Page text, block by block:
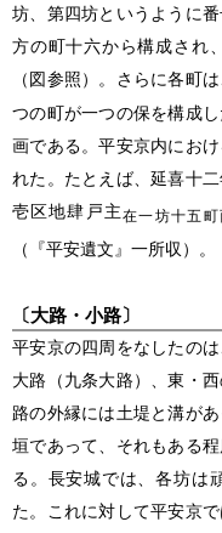
坊、第四坊というように
方の町十六から構成され
（図参照）。さらに各町
つの町が一つの保を構成
画である。平安京内にお
れた。たとえば、延喜十
壱区地肆戸主在一坊十五
（『平安遺文』一所収）。
〔大路・小路〕
平安京の四周をなしたの
大路（九条大路）、東・
路の外縁には土堤と溝が
垣であって、それもある
る。長安城では、各坊は
た。これに対して平安京